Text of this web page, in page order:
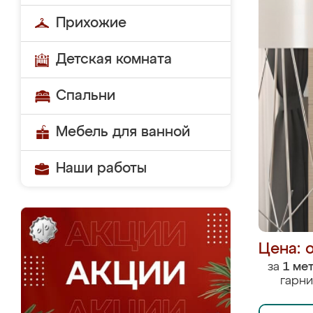
Прихожие
Детская комната
Спальни
Мебель для ванной
Наши работы
Цена:
за 1